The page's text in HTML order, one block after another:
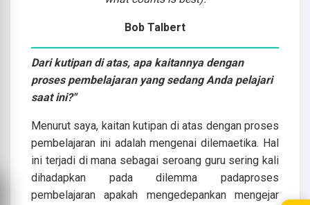
Bob Talbert
Dari kutipan di atas, apa kaitannya dengan
proses pembelajaran yang sedang Anda pelajari
saat ini?"
Menurut saya, kaitan kutipan di atas dengan proses
pembelajaran ini adalah mengenai dilemaetika. Hal
ini terjadi di mana sebagai seroang guru sering kali
dihadapkan pada dilemma padaproses
pembelajaran apakah mengedepankan mengejar